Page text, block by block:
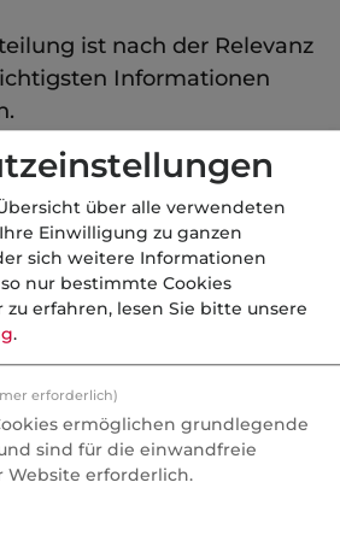
ist nach der Relevanz
Informationen
(Teaser) sollte das Interesse
wecken und
enthalten (falls sie für
sind):
es? Wer ist betroffen?)
Ereignis ist der Anlass für
findet das Ereignis statt/hat
das Ereignis statt/hat
über alle verwendeten
Einwilligung zu ganzen
sich weitere Informationen
nur bestimmte Cookies
zu erfahren, lesen Sie bitte unsere
.
erforderlich)
ermöglichen grundlegende
sind für die einwandfreie
Website erforderlich.